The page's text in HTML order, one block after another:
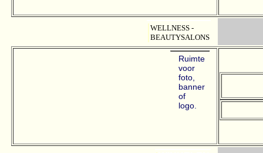
WELLNESS -
BEAUTYSALONS
Ruimte
voor
foto,
banner
of
logo.